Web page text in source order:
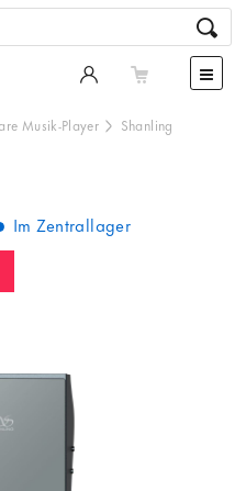
Musik-Player Shanling
Im Zentrallager